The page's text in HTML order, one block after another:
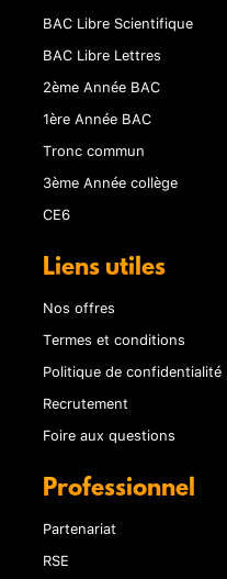
BAC Libre Scientifique
BAC Libre Lettres
2ème Année BAC
1ère Année BAC
Tronc commun
3ème Année collège
CE6
Liens utiles
Nos offres
Termes et conditions
Politique de confidentialité
Recrutement
Foire aux questions
Professionnel
Partenariat
RSE